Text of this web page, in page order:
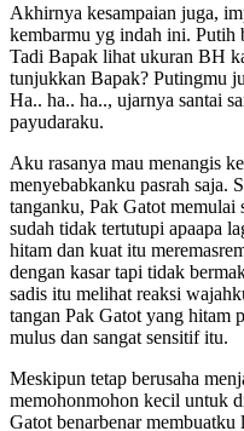
Akhirnya kesampaian juga,
kembarmu yg indah ini. Putih
Tadi Bapak lihat ukuran BH
tunjukkan Bapak? Putingmu
Ha.. ha.. ha.., ujarnya santai
payudaraku.
Aku rasanya mau menangis
menyebabkanku pasrah saja.
tanganku, Pak Gatot memulai
sudah tidak tertutupi apaapa
hitam dan kuat itu
dengan kasar tapi tidak
sadis itu melihat reaksi
tangan Pak Gatot yang hitam
mulus dan sangat sensitif itu.
Meskipun tetap berusaha
memohonmohon kecil untuk
Gatot benarbenar